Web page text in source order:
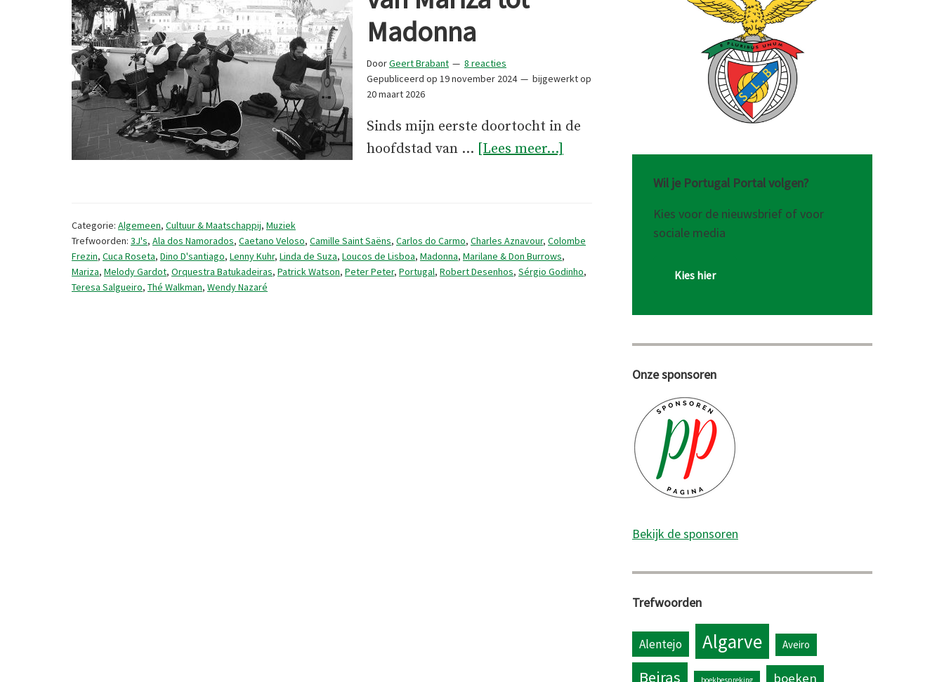
Madonna
DoorGeert Brabant
8 reacties
Gepubliceerd op 19 november 2024
bijgewerkt op
20 maart 2026
Sinds mijn eerste doortocht in de
hoofdstad van … [Lees meer...]
tot
Madonna
Categorie: Algemeen, Cultuur & Maatschappij, Muziek
Trefwoorden: 3J's, Ala dos Namorados, Caetano Veloso, Camille Saint Saëns, Carlos do Carmo, Charles Aznavour, Colombe
Frezin, Cuca Roseta, Dino D'santiago, Lenny Kuhr, Linda de Suza, Loucos de Lisboa, Madonna, Marilane & Don Burrows,
Mariza, Melody Gardot, Orquestra Batukadeiras, Patrick Watson, Peter Peter, Portugal, Robert Desenhos, Sérgio Godinho,
Teresa Salgueiro, Thé Walkman, Wendy Nazaré
Wil je Portugal Portal volgen?
Kies voor de nieuwsbrief of voor
sociale media
Kies hier
Onze sponsoren
Bekijk de sponsoren
Trefwoorden
Alentejo Algarve Aveiro
Beiras boeken